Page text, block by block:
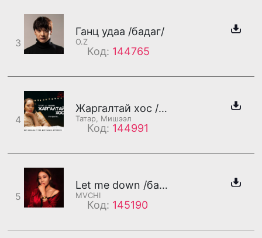
3
Ганц удаа /бадаг/
O.Z
Код: 144765
4
Жаргалтай хос /Мишээл/
Татар, Мишээл
Код: 144991
5
Let me down /бадаг/
MVCHI
Код: 145190